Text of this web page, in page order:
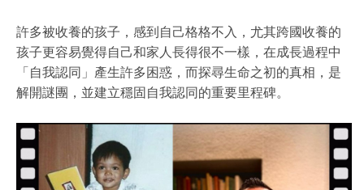
許多被收養的孩子，感到自己格格不入，尤其跨國收養的
孩子更容易覺得自己和家人長得很不一樣，在成長過程中
「自我認同」產生許多困惑，而探尋生命之初的真相，是
解開謎團，並建立穩固自我認同的重要里程碑。